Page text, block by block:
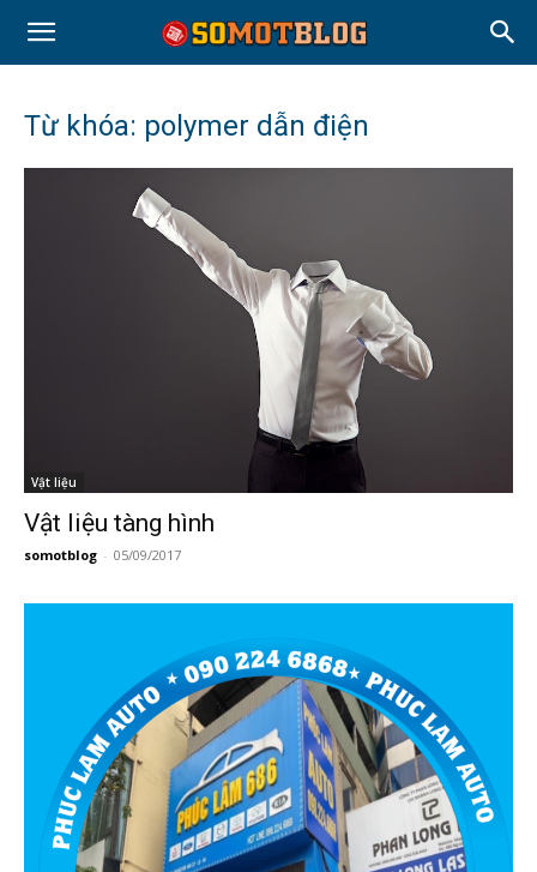
Từ khóa: polymer dẫn điện
Vật liệu
Vật liệu tàng hình
somotblog - 05/09/2017